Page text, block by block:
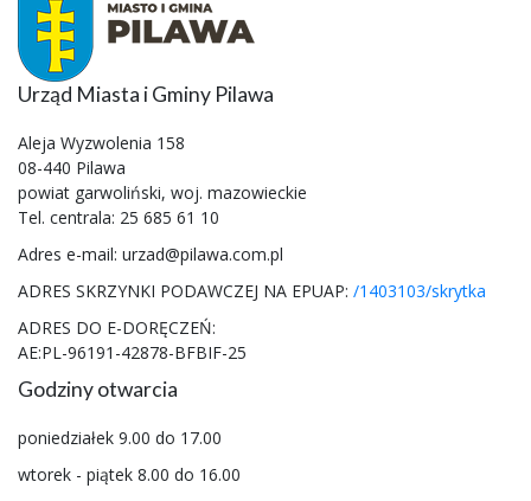
Urząd Miasta i Gminy Pilawa
Aleja Wyzwolenia 158
08-440 Pilawa
powiat garwoliński, woj. mazowieckie
Tel. centrala: 25 685 61 10
Adres e-mail: urzad@pilawa.com.pl
ADRES SKRZYNKI PODAWCZEJ NA EPUAP: /1403103/skrytka
ADRES DO E-DORĘCZEŃ:
AE:PL-96191-42878-BFBIF-25
Godziny otwarcia
poniedziałek 9.00 do 17.00
wtorek - piątek 8.00 do 16.00